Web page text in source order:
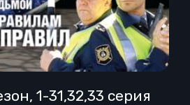
1-31,32,33 серия